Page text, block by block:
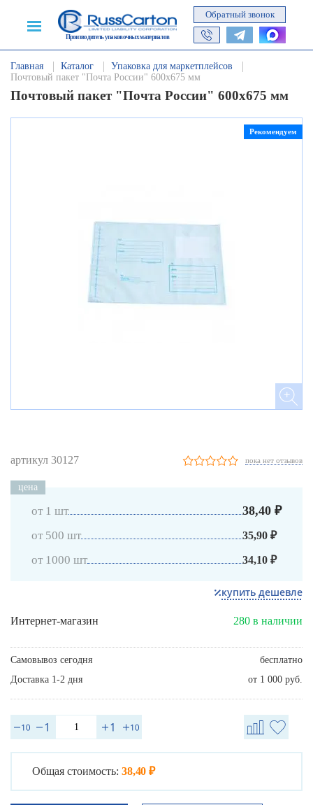
Производитель упаковочных материалов
Обратный звонок
Главная Каталог
Упаковка для маркетплейсов
Почтовый пакет "Почта России" 600х675 мм
Почтовый пакет "Почта России" 600х675 мм
Рекомендуем
артикул 30127 пока нет отзывов
цена
от 1 шт 38,40 ₽
от 500 шт 35,90 ₽
от 1000 шт 34,10 ₽
купить дешевле
Интернет-магазин 280 в наличии
Самовывоз сегодня
бесплатно
Доставка 1-2 дня
от 1 000 руб.
Общая стоимость: 38,40 ₽